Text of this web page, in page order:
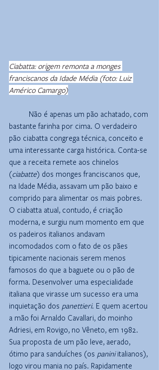
Ciabatta: origem remonta a monges
franciscanos da Idade Média (foto: Luiz
Américo Camargo)
Não é apenas um pão achatado, com
bastante farinha por cima. O verdadeiro
pão ciabatta congrega técnica, conceito e
uma interessante carga histórica. Conta-se
que a receita remete aos chinelos
(ciabatte) dos monges franciscanos que,
na Idade Média, assavam um pão baixo e
comprido para alimentar os mais pobres.
O ciabatta atual, contudo, é criação
moderna, e surgiu num momento em que
os padeiros italianos andavam
incomodados com o fato de os pães
tipicamente nacionais serem menos
famosos do que a baguete ou o pão de
forma. Desenvolver uma especialidade
italiana que virasse um sucesso era uma
inquietação dos panettieri. E quem acertou
a mão foi Arnaldo Cavallari, do moinho
Adriesi, em Rovigo, no Vêneto, em 1982.
Sua proposta de um pão leve, aerado,
ótimo para sanduíches (os panini italianos),
logo virou mania no país. Rapidamente